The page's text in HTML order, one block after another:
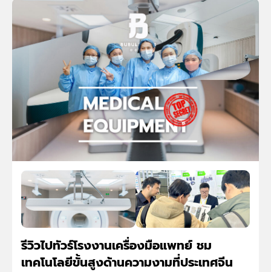
รีวิวไปทัวร์โรงงานเครื่องมือแพทย์ ชม
เทคโนโลยีขั้นสูงด้านความงามที่ประเทศจีน